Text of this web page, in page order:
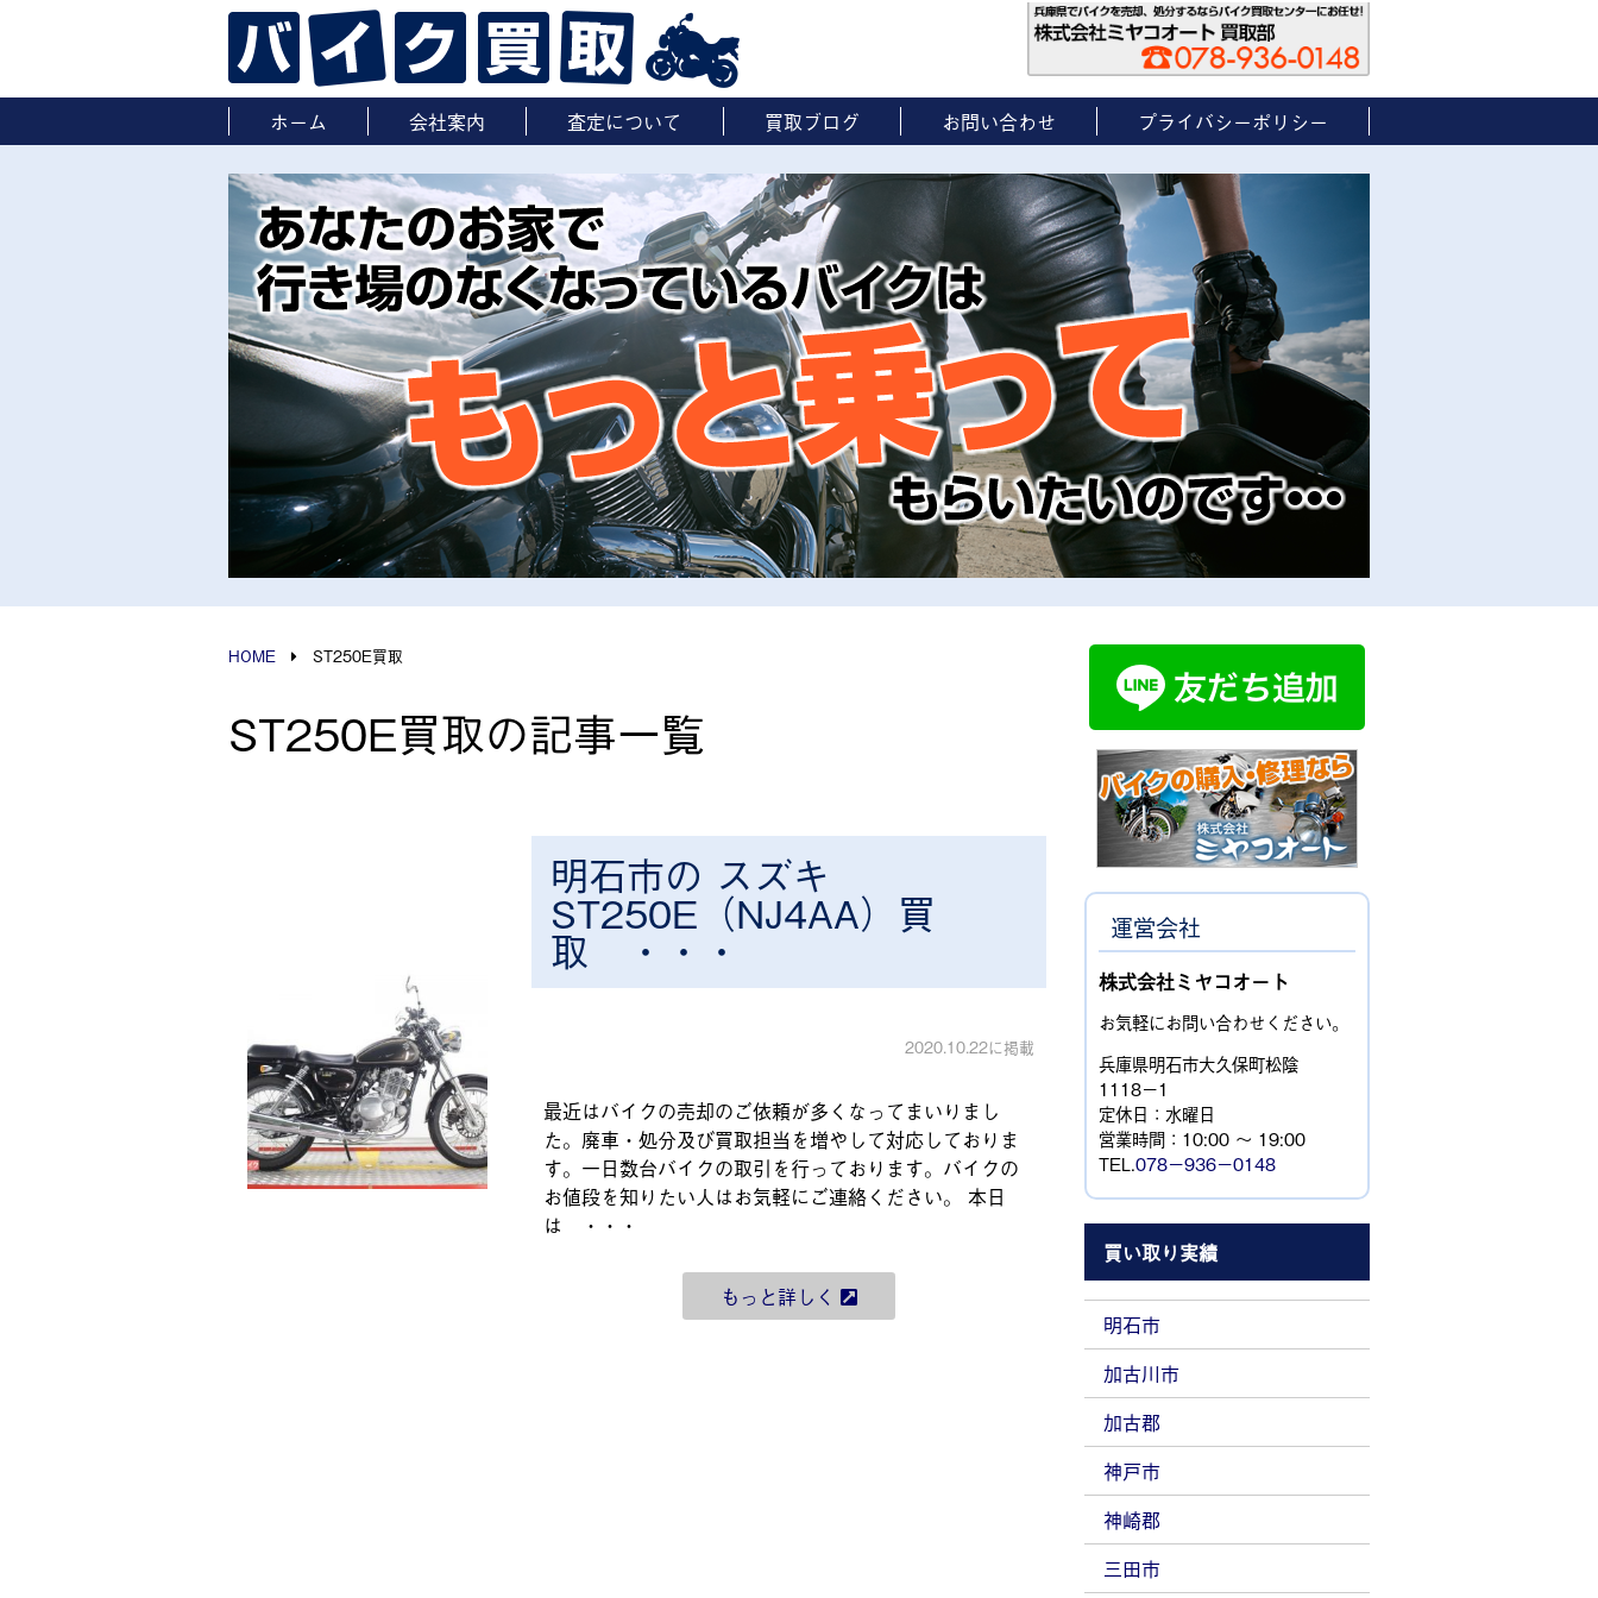
ホーム 会社案内 査定について 買取ブログ お問い合わせ プライバシーポリシー
HOME ST250E買取
ST250E買取の記事一覧
明石市の スズキ
ST250E（NJ4AA）買
取 ・・・
2020.10.22に掲載
最近はバイクの売却のご依頼が多くなってまいりまし
た。廃車・処分及び買取担当を増やして対応しておりま
す。一日数台バイクの取引を行っております。バイクの
お値段を知りたい人はお気軽にご連絡ください。 本日
は ・・・
もっと詳しく
運営会社
株式会社ミヤコオート
お気軽にお問い合わせください。
兵庫県明石市大久保町松陰
1118−1
定休日：水曜日
営業時間：10:00 ～ 19:00
TEL.078－936－0148
買い取り実績
明石市
加古川市
加古郡
神戸市
神崎郡
三田市